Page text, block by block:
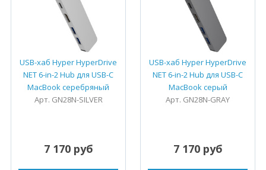
USB-хаб Hyper HyperDrive
NET 6-in-2 Hub для USB-C
MacBook серебряный
Арт. GN28N-SILVER
7 170 руб
USB-хаб Hyper HyperDrive
NET 6-in-2 Hub для USB-C
MacBook серый
Арт. GN28N-GRAY
7 170 руб